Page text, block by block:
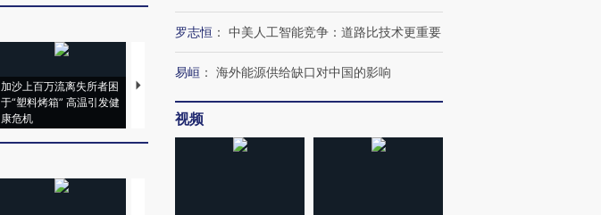
加沙上百万流离失所者困
于“塑料烤箱” 高温引发健
康危机
视线｜HYROX的吸金
术：是什么让中产们甘
心“花钱找虐”？
粒摇头丸 尿检体内含3种
度Z世代 用街头抗争将教
罗志恒 ： 中美人工智能竞争：道路比技术更重要
易峘 ： 海外能源供给缺口对中国的影响
视频